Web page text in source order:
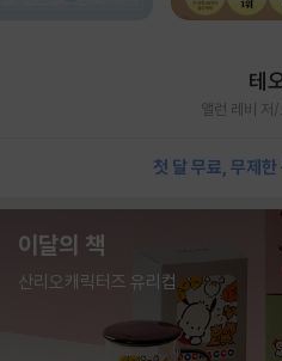
테
앨런 레비 저/
첫 달 무료, 무제
이달의 책
산리오캐릭터즈 유리컵